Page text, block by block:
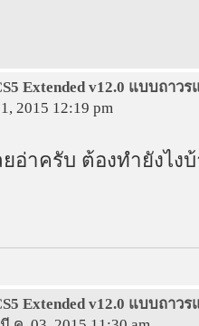
Extended v12.0 แบบถาว
2015 12:19 pm
อ่าครับ ต้องทำยังไง
Extended v12.0 แบบถาว